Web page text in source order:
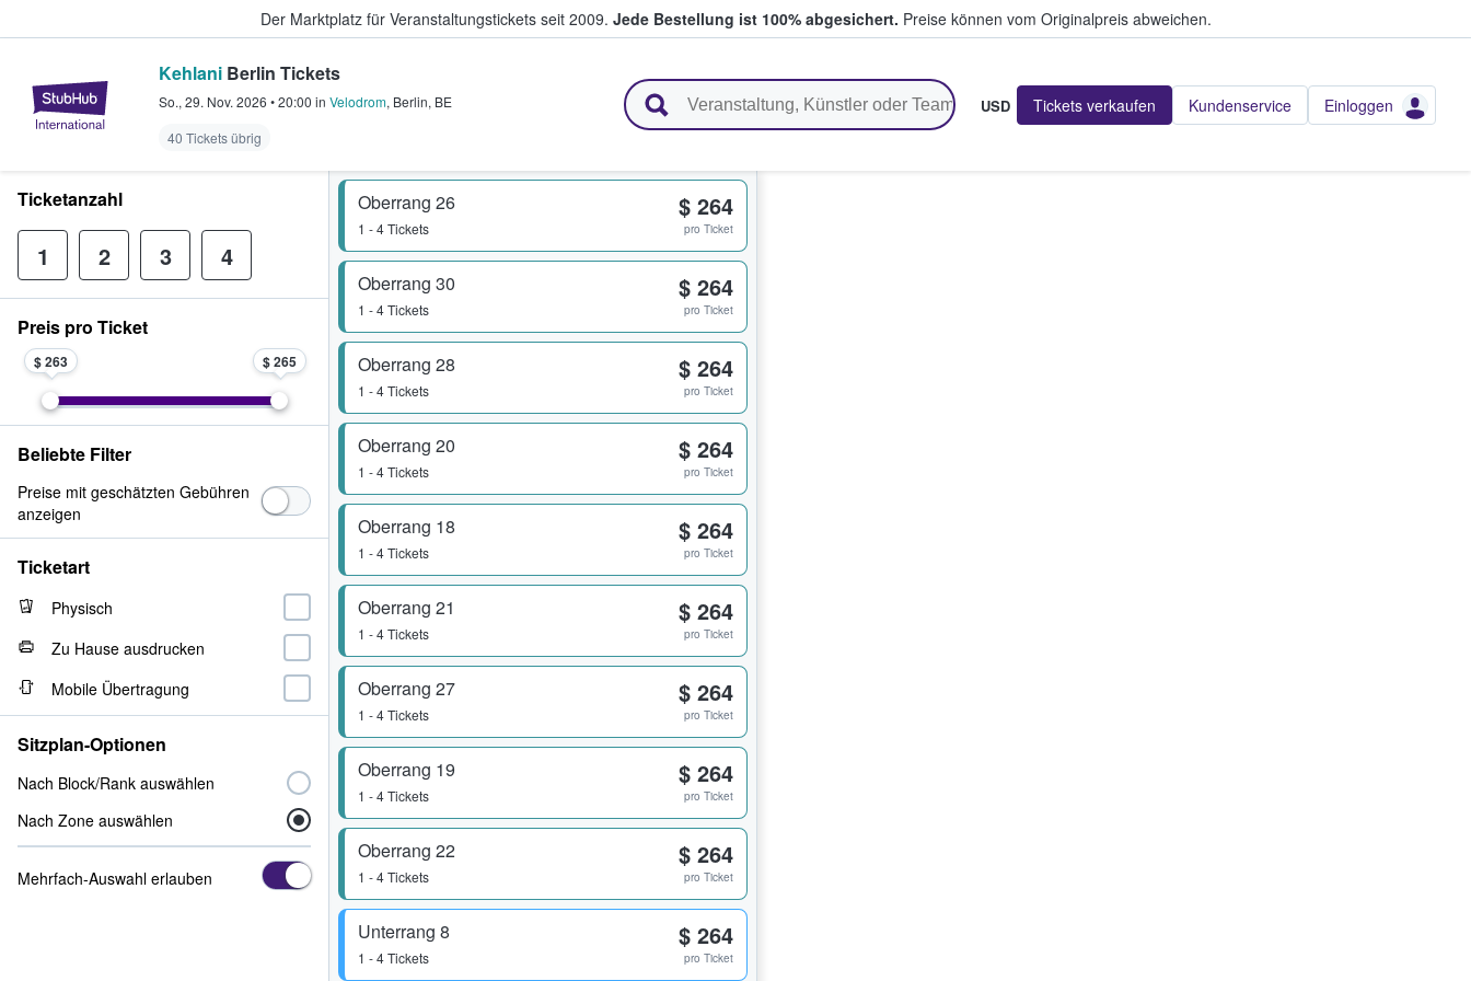
Der Marktplatz für Veranstaltungstickets seit 2009. Jede Bestellung ist 100% abgesichert. Preise können vom Originalpreis abweichen.
StubHub - Wo Fans Tickets kaufen & verkaufen
Kehlani Berlin Tickets
So., 29. Nov. 2026 •20:00 in Velodrom, Berlin, BE
40 Tickets übrig
USD Tickets verkaufen Kundenservice Einloggen
Oberrang 26
1 - 4 Tickets
$ 264
pro Ticket
Oberrang 30
1 - 4 Tickets
$ 264
pro Ticket
Oberrang 28
1 - 4 Tickets
$ 264
pro Ticket
Oberrang 20
1 - 4 Tickets
$ 264
pro Ticket
Oberrang 18
1 - 4 Tickets
$ 264
pro Ticket
Oberrang 21
1 - 4 Tickets
$ 264
pro Ticket
Oberrang 27
1 - 4 Tickets
$ 264
pro Ticket
Oberrang 19
1 - 4 Tickets
$ 264
pro Ticket
Oberrang 22
1 - 4 Tickets
$ 264
pro Ticket
Unterrang 8
1 - 4 Tickets
$ 264
pro Ticket
Ticketanzahl
1 2 3 4
Preis pro Ticket
$ 263 $ 265
Beliebte Filter
Preise mit geschätzten Gebühren
anzeigen
Ticketart
Physisch
Zu Hause ausdrucken
Mobile Übertragung
Sitzplan-Optionen
Nach Block/Rank auswählen
Nach Zone auswählen
Mehrfach-Auswahl erlauben